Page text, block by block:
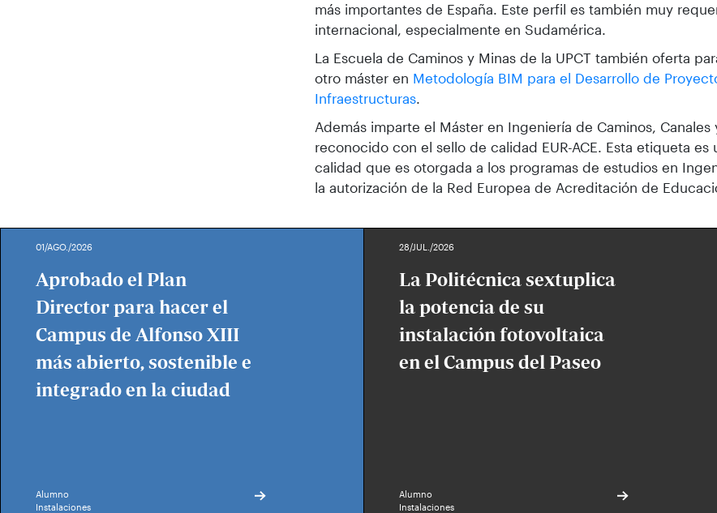
más importantes de España. Este perfil es también muy
internacional, especialmente en Sudamérica.
La Escuela de Caminos y Minas de la UPCT también oferta
otro máster en Metodología BIM para el Desarrollo de
Infraestructuras.
Además imparte el Máster en Ingeniería de Caminos, Canales
reconocido con el sello de calidad EUR-ACE. Esta etiqueta
calidad que es otorgada a los programas de estudios en
la autorización de la Red Europea de Acreditación de
01/AGO./2026
Aprobado el Plan
Director para hacer el
Campus de Alfonso XIII
más abierto, sostenible e
integrado en la ciudad
Alumno
Instalaciones
28/JUL./2026
La Politécnica sextuplica
la potencia de su
instalación fotovoltaica
en el Campus del Paseo
Alumno
Instalaciones